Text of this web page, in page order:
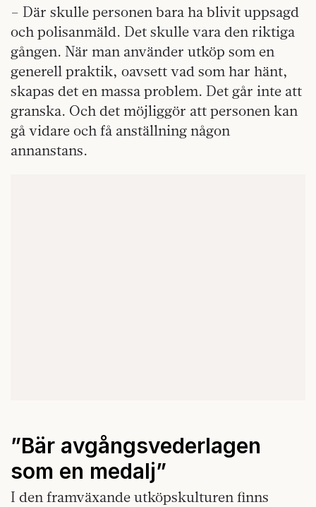
– Där skulle personen bara ha blivit uppsagd
och polisanmäld. Det skulle vara den riktiga
gången. När man använder utköp som en
generell praktik, oavsett vad som har hänt,
skapas det en massa problem. Det går inte att
granska. Och det möjliggör att personen kan
gå vidare och få anställning någon
annanstans.
”Bär avgångsvederlagen
som en medalj”
I den framväxande utköpskulturen finns